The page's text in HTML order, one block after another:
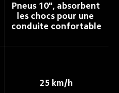
Pneus 10", absorbent
les chocs pour une
conduite confortable
25 km/h